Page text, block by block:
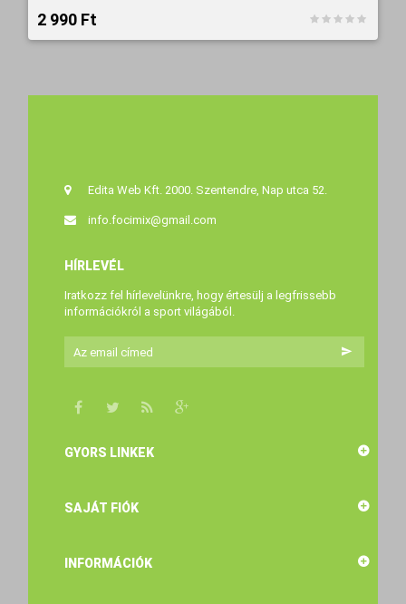
2 990 Ft‎
Edita Web Kft. 2000. Szentendre, Nap utca 52.
info.focimix@gmail.com
HÍRLEVÉL
Iratkozz fel hírlevelünkre, hogy értesülj a legfrissebb
információkról a sport világából.
GYORS LINKEK
SAJÁT FIÓK
INFORMÁCIÓK